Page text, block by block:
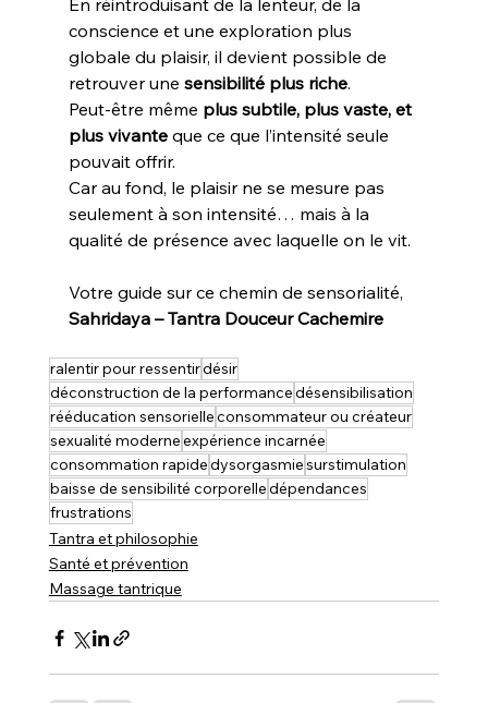
En réintroduisant de la lenteur, de la
conscience et une exploration plus
globale du plaisir, il devient possible de
retrouver une sensibilité plus riche.
Peut-être même plus subtile, plus vaste, et
plus vivante que ce que l’intensité seule
pouvait offrir.
Car au fond, le plaisir ne se mesure pas
seulement à son intensité… mais à la
qualité de présence avec laquelle on le vit.
Votre guide sur ce chemin de sensorialité,
Sahridaya – Tantra Douceur Cachemire
ralentir pour ressentirdésir
déconstruction de la performancedésensibilisation
rééducation sensorielleconsommateur ou créateur
sexualité moderneexpérience incarnée
consommation rapidedysorgasmiesurstimulation
baisse de sensibilité corporelledépendances
frustrations
Tantra et philosophie
Santé et prévention
Massage tantrique